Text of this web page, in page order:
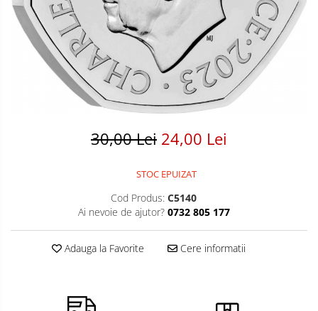
Monede America
Monede Asia
Monede Australia si Oceania
Monede Euro, Eurocenti
Monede Europa
Bancnote Asia
Bancnote Australia si Oceania
Bancnote Europa
Gradate PMG
30,00 Lei 24,00 Lei
STOC EPUIZAT
Cod Produs: C5140
Ai nevoie de ajutor? 0732 805 177
Adauga la Favorite Cere informatii